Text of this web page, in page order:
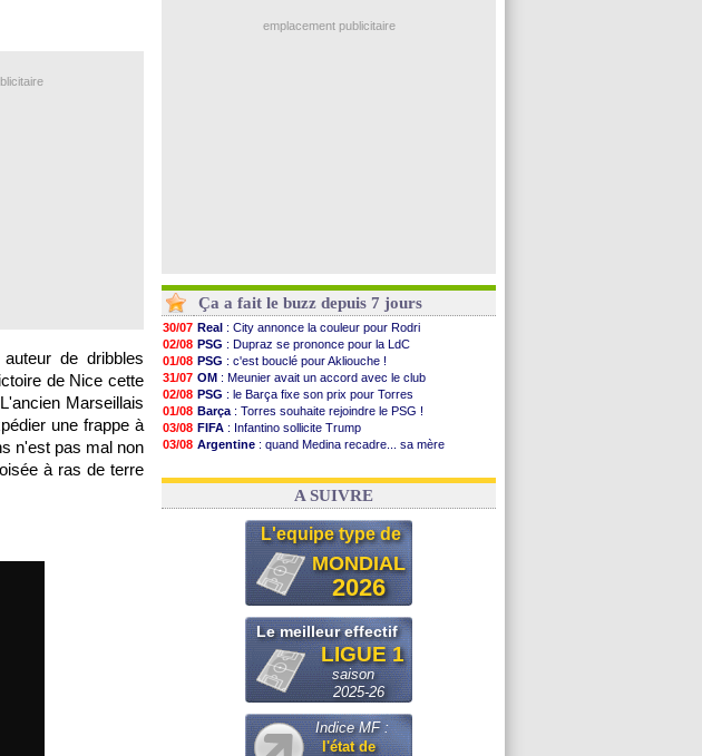
de dribbles
de Nice cette
Marseillais
une frappe à
n'est pas mal non
à ras de terre
Fenerbahçe: Greenwood savoure son premier ...
emplacement publicitaire
Ça a fait le buzz depuis 7 jours
30/07 Real : City annonce la couleur pour Rodri
02/08 PSG : Dupraz se prononce pour la LdC
01/08 PSG : c'est bouclé pour Akliouche !
31/07 OM : Meunier avait un accord avec le club
02/08 PSG : le Barça fixe son prix pour Torres
01/08 Barça : Torres souhaite rejoindre le PSG !
03/08 FIFA : Infantino sollicite Trump
03/08 Argentine : quand Medina recadre... sa mère
03/08 OM: Paixão attire un 2e club anglais
A SUIVRE
L'equipe type de
MONDIAL
2026
Le meilleur effectif
LIGUE 1
saison
2025-26
Indice MF :
l'état de